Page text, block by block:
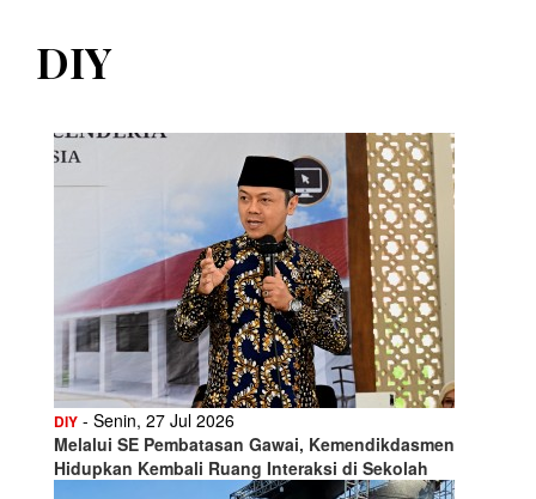
DIY
DIY - Senin, 27 Jul 2026
Melalui SE Pembatasan Gawai, Kemendikdasmen
Hidupkan Kembali Ruang Interaksi di Sekolah